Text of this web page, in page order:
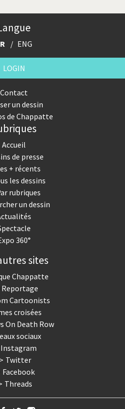
ENG
LOGIN
Contact
un dessin
de Chappatte
Accueil
de presse
+ récents
les dessins
rubriques
un dessin
360°
sites
Chappatte
Reportage
Cartoonists
croisées
On Death Row
sociaux
Instagram
Twitter
Facebook
Threads